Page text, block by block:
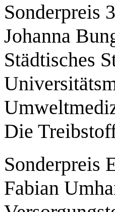
Sonderpreis
Johanna
Städtisches
Die
Sonderpreis
Fabian